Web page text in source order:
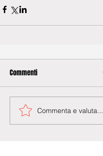
Commenti
Commenta e valuta...